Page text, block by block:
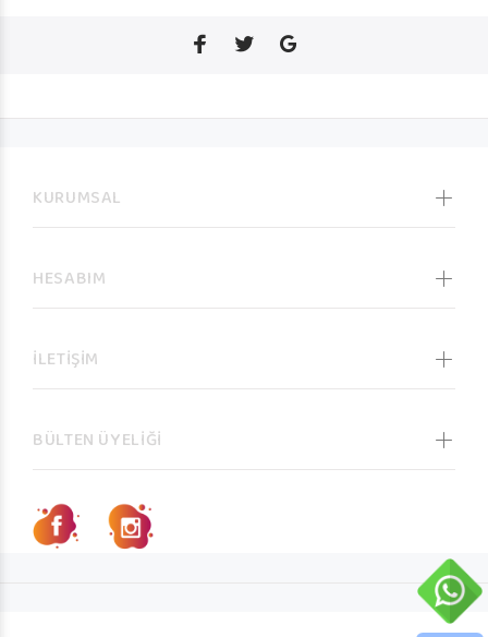
KURUMSAL
HESABIM
İLETİŞİM
BÜLTEN ÜYELİĞİ